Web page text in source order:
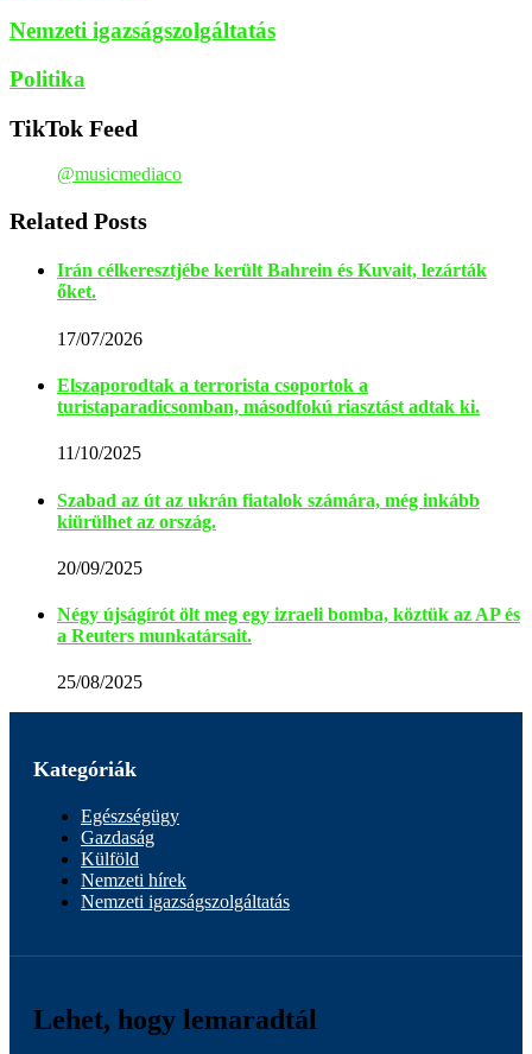
Nemzeti igazságszolgáltatás
Politika
TikTok Feed
@musicmediaco
Related Posts
Irán célkeresztjébe került Bahrein és Kuvait, lezárták
őket.
17/07/2026
Elszaporodtak a terrorista csoportok a
turistaparadicsomban, másodfokú riasztást adtak ki.
11/10/2025
Szabad az út az ukrán fiatalok számára, még inkább
kiürülhet az ország.
20/09/2025
Négy újságírót ölt meg egy izraeli bomba, köztük az AP és
a Reuters munkatársait.
25/08/2025
Kategóriák
Egészségügy
Gazdaság
Külföld
Nemzeti hírek
Nemzeti igazságszolgáltatás
Lehet, hogy lemaradtál